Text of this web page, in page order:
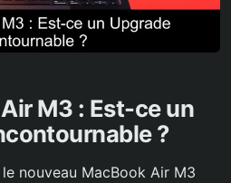
M3 : Est-ce un
?
nouveau MacBook Air M3